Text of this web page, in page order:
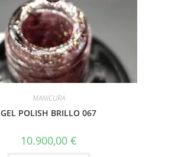
MANICURA
GEL POLISH BRILLO 067
10.900,00 €